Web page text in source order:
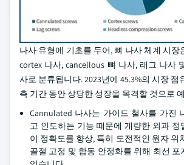
나사 유형에 기초를 두어, 뼈 나사 체계 시장
cortex 나사, cancellous 뼈 나사, 래그 나사
사로 분류됩니다. 2023년에 45.3%의 시장 점
측 기간 동안 상당한 성장을 목격할 것으로
Cannulated 나사는 가이드 철사를 가진
고 인도하는 기능 때문에 개량한 외과 정
이 정확도를 향상, 특히 도전적인 원자 위
골절 고정 및 합동 안정화를 위해 최선 포